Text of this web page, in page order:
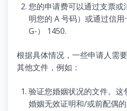
您的申请费可以通过支票或
明您的 A 号码）或通过信
G-） 1450.
根据具体情况，一些申请人需
其他文件，例如：
验证您婚姻状况的文件。这
婚姻无效证明和/或前配偶